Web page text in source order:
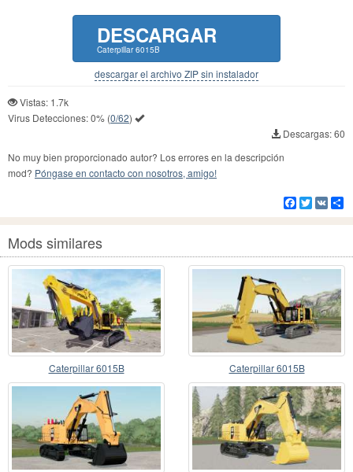
DESCARGAR
Caterpillar 6015B
descargar el archivo ZIP sin instalador
Vistas: 1.7k
Virus Detecciones:0% (0/62)
Descargas: 60
No muy bien proporcionado autor? Los errores en la descripción
mod? Póngase en contacto con nosotros, amigo!
Facebook
Twitter
VK
Mods similares
Caterpillar 6015B Caterpillar 6015B